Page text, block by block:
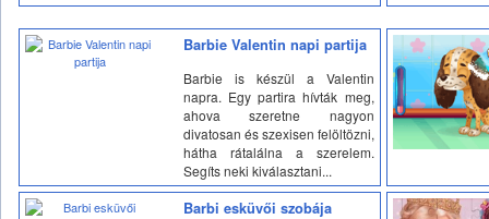
Barbie Valentin napi partija
Barbie is készül a Valentin
napra. Egy partira hívták meg,
ahova szeretne nagyon
divatosan és szexisen felöltözni,
hátha rátalálna a szerelem.
Segíts neki kiválasztani...
Barbi esküvői szobája